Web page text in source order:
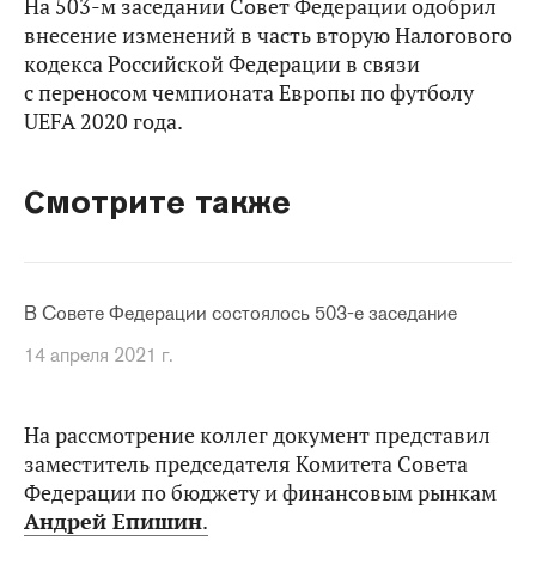
На 503-м заседании Совет Федерации одобрил
внесение изменений в часть вторую Налогового
кодекса Российской Федерации в связи
с переносом чемпионата Европы по футболу
UEFA 2020 года.
Смотрите также
В Совете Федерации состоялось 503-е заседание
14 апреля 2021 г.
На рассмотрение коллег документ представил
заместитель председателя Комитета Совета
Федерации по бюджету и финансовым рынкам
Андрей Епишин.